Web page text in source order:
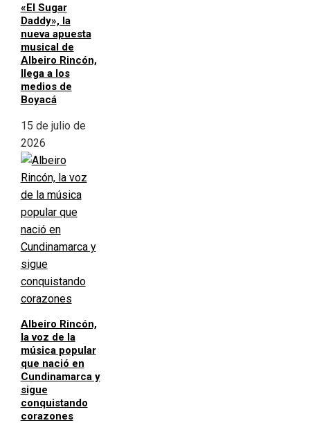
«El Sugar
Daddy», la
nueva apuesta
musical de
Albeiro Rincón,
llega a los
medios de
Boyacá
15 de julio de
2026
Albeiro Rincón,
la voz de la
música popular
que nació en
Cundinamarca y
sigue
conquistando
corazones